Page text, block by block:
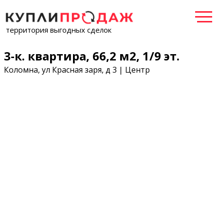
территория выгодных сделок
3-к. квартира, 66,2 м2, 1/9 эт.
Коломна, ул Красная заря, д 3 | Центр